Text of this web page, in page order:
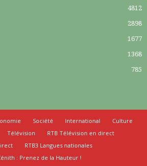
4812
2898
1677
1368
785
Société International
Culture
Télévision
RTB Télévision en direct
RTB3 Langues nationales
: Prenez de la Hauteur !